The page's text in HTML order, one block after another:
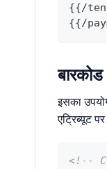
{{/
{{/
इसका
एट्रिब्यूट
<!--